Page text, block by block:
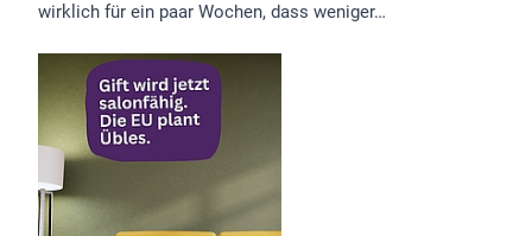
wirklich für ein paar Wochen, dass weniger…